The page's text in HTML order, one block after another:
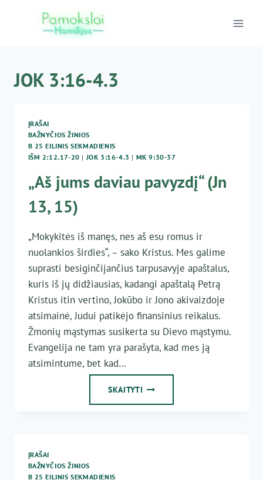
JOK 3:16-4.3
ĮRAŠAI
BAŽNYČIOS ŽINIOS
B 25 EILINIS SEKMADIENIS
IŠM 2:12.17-20 |JOK 3:16-4.3 | MK 9:30-37
„Aš jums daviau pavyzdį“ (Jn
13, 15)
„Mokykitės iš manęs, nes aš esu romus ir
nuolankios širdies“, – sako Kristus. Mes galime
suprasti besiginčijančius tarpusavyje apaštalus,
kuris iš jų didžiausias, kadangi apaštalą Petrą
Kristus itin vertino, Jokūbo ir Jono akivaizdoje
atsimainė, Judui patikėjo finansinius reikalus.
Žmonių mąstymas susikerta su Dievo mąstymu.
Evangelija ne tam yra parašyta, kad mes ją
atsimintume, bet kad…
SKAITYTI „AŠ
ĮRAŠAI
BAŽNYČIOS ŽINIOS
B 25 EILINIS SEKMADIENIS